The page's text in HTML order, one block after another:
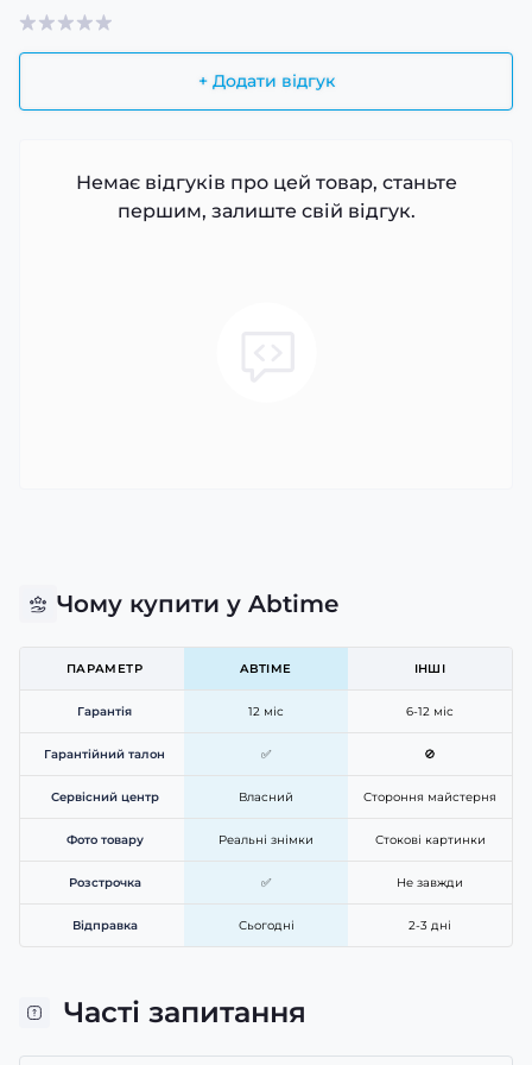
+ Додати відгук
Немає відгуків про цей товар, станьте
першим, залиште свій відгук.
Чому купити у Abtime
ПАРАМЕТР ABTIME ІНШІ
Гарантія 12 міс 6-12 міс
Гарантійний талон ✅ 🚫
Сервісний центр Власний Стороння майстерня
Фото товару Реальні знімки Стокові картинки
Розстрочка ✅ Не завжди
Відправка Сьогодні 2-3 дні
Часті запитання